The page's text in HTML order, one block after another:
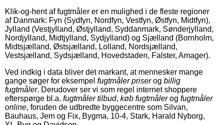
Klik-og-hent af fugtmåler er en mulighed i de fleste regioner
af Danmark: Fyn (Sydfyn, Nordfyn, Vestfyn, Østfyn, Midtfyn),
Jylland (Vestjylland, Østjylland, Syddanmark, Sønderjylland,
Nordjylland, Midtjylland, Sydjylland) og Sjælland (Bornholm,
Midtsjælland, Østsjælland, Lolland, Nordsjælland,
Vestsjælland, Sydsjælland, Hovedstaden, Falster, Amager).
Ved indkig i data bliver det markant, at mennesker mange
gange søger for eksempel fugtmåler priserog billig
fugtmåler. Derudover ser vi som regel internet shoppere
efterspørge bl.a. fugtmåler tilbud, køb fugtmålerog fugtmåler
online, foruden de udbredte byggecentre som Silvan,
Bauhaus, Jem og Fix, Bygma, 10-4, Stark, Harald Nyborg,